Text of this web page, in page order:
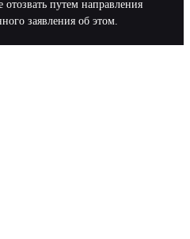
отозвать путем направления
заявления об этом.